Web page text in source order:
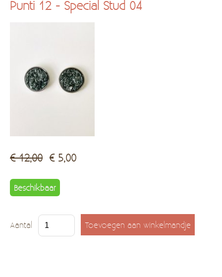
Punti 12 - Special Stud 04
€ 12,00 € 5,00
Beschikbaar
Aantal